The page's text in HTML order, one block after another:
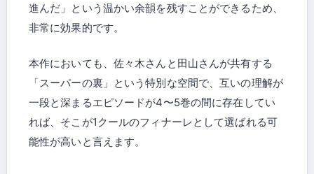
進んだ」という温かい余韻を残すことができるため、
非常に効果的です。
本作においても、佐々木さんと田山さんが共有する
「スーパーの裏」という特別な空間で、互いの理解が
一段と深まるエピソードが4〜5巻の間に存在してい
れば、そこが1クールのフィナーレとして選ばれる可
能性が高いと言えます。